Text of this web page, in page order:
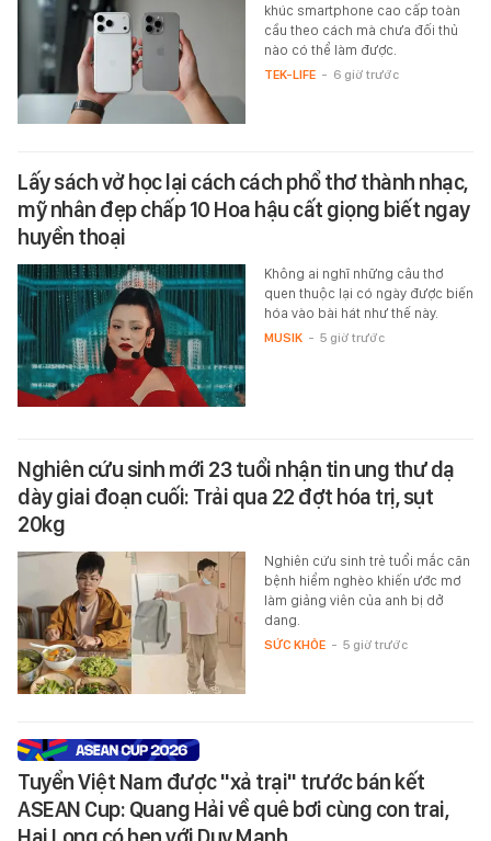
khúc smartphone cao cấp toàn
cầu theo cách mà chưa đối thủ
nào có thể làm được.
TEK-LIFE - 6 giờ trước
Lấy sách vở học lại cách cách phổ thơ thành nhạc,
mỹ nhân đẹp chấp 10 Hoa hậu cất giọng biết ngay
huyền thoại
Không ai nghĩ những câu thơ
quen thuộc lại có ngày được biến
hóa vào bài hát như thế này.
MUSIK - 5 giờ trước
Nghiên cứu sinh mới 23 tuổi nhận tin ung thư dạ
dày giai đoạn cuối: Trải qua 22 đợt hóa trị, sụt
20kg
Nghiên cứu sinh trẻ tuổi mắc căn
bệnh hiểm nghèo khiến ước mơ
làm giảng viên của anh bị dở
dang.
SỨC KHỎE - 5 giờ trước
Tuyển Việt Nam được "xả trại" trước bán kết
ASEAN Cup: Quang Hải về quê bơi cùng con trai,